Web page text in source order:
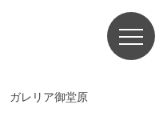
ガレリア御堂原